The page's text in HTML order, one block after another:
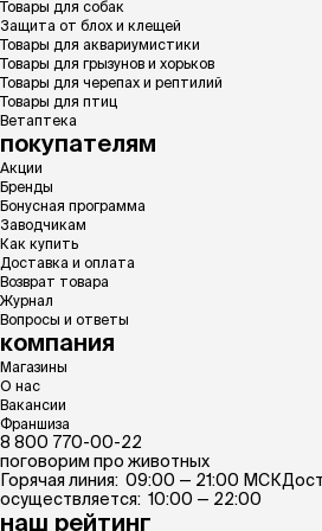
Товары для собак
Защита от блох и клещей
Товары для аквариумистики
Товары для грызунов и хорьков
Товары для черепах и рептилий
Товары для птиц
Ветаптека
покупателям
Акции
Бренды
Бонусная программа
Заводчикам
Как купить
Доставка и оплата
Возврат товара
Журнал
Вопросы и ответы
компания
Магазины
О нас
Вакансии
Франшиза
8 800 770-00-22
поговорим про животных
Горячая линия: 09:00 — 21:00 МСК
осуществляется: 10:00 — 22:00
наш рейтинг